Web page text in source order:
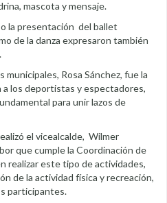
mascota y mensaje.
la presentación del ballet
de la danza expresaron también
municipales, Rosa Sánchez, fue la
a los deportistas y espectadores,
para unir lazos de
el vicealcalde, Wilmer
que cumple la Coordinación de
realizar este tipo de actividades,
de la actividad física y recreación,
participantes.